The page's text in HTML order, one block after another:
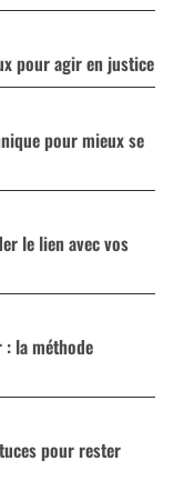
pour agir en justice
pour mieux se
le lien avec vos
la méthode
pour rester